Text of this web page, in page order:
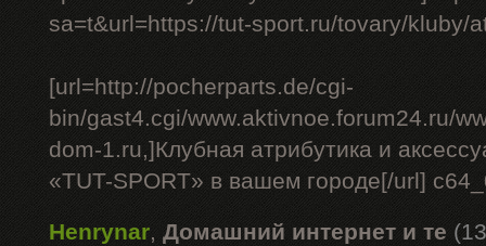
sa=t&url=https://tut-sport.ru/tovary/kluby/
[url=http://pocherparts.de/cgi-
bin/gast4.cgi/www.aktivnoe.forum24.ru/
dom-1.ru,]Клубная атрибутика и
«TUT-SPORT» в вашем городе[/url]
Henrynar, Домашний интернет и те